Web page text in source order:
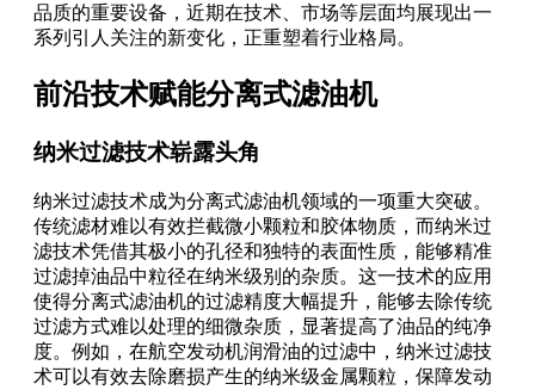
品质的重要设备，近期在技术、市场等层面均展现出一
系列引人关注的新变化，正重塑着行业格局。
前沿技术赋能分离式滤油机
纳米过滤技术崭露头角
纳米过滤技术成为分离式滤油机领域的一项重大突破。
传统滤材难以有效拦截微小颗粒和胶体物质，而纳米过
滤技术凭借其极小的孔径和独特的表面性质，能够精准
过滤掉油品中粒径在纳米级别的杂质。这一技术的应用
使得分离式滤油机的过滤精度大幅提升，能够去除传统
过滤方式难以处理的细微杂质，显著提高了油品的纯净
度。例如，在航空发动机润滑油的过滤中，纳米过滤技
术可以有效去除磨损产生的纳米级金属颗粒，保障发动